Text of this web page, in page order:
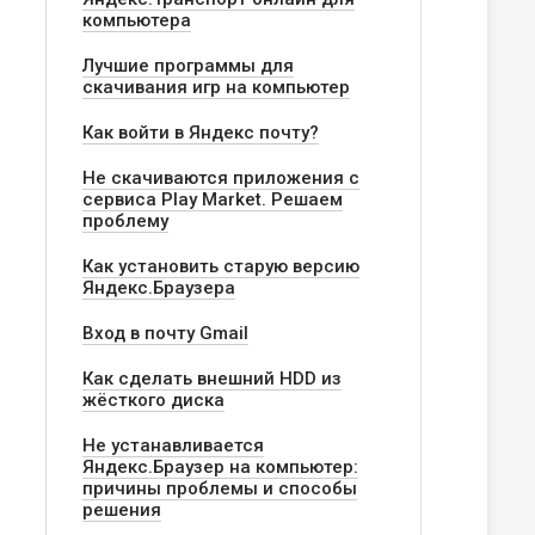
компьютера
Лучшие программы для
скачивания игр на компьютер
Как войти в Яндекс почту?
Не скачиваются приложения с
сервиса Play Market. Решаем
проблему
Как установить старую версию
Яндекс.Браузера
Вход в почту Gmail
Как сделать внешний HDD из
жёсткого диска
Не устанавливается
Яндекс.Браузер на компьютер:
причины проблемы и способы
решения